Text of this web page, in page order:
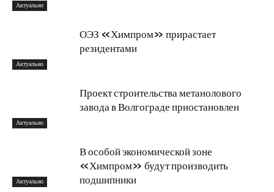
Актуально
Актуально
ОЭЗ «Химпром» прирастает
резидентами
Актуально
Проект строительства метанолового
завода в Волгограде приостановлен
Актуально
В особой экономической зоне
«Химпром» будут производить
подшипники